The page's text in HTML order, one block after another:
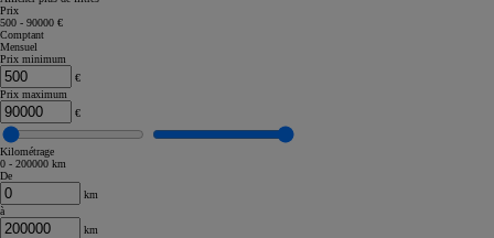
Prix
500 - 90000 €
Comptant
Mensuel
Prix minimum
€
Prix maximum
€
Kilométrage
0 - 200000 km
De
km
à
km